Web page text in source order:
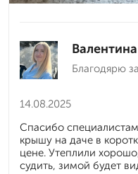
Благодярю
14.08.2025
Спасибо
крышу на даче в
цене. Утеплили
судить, зимой будет